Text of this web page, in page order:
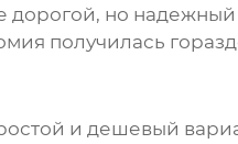
но надежный
получилась
и дешевый